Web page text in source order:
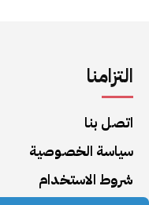
التزامنا
اتصل بنا
سياسة الخصوصية
شروط الاستخدام